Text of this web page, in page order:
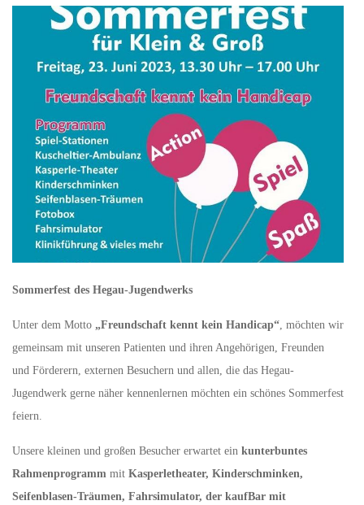
Sommerfest des Hegau-Jugendwerks
Unter dem Motto „Freundschaft kennt kein Handicap“ , möchten wir
gemeinsam mit unseren Patienten und ihren Angehörigen, Freunden
und Förderern, externen Besuchern und allen, die das Hegau-
Jugendwerk gerne näher kennenlernen möchten ein schönes Sommerfest
feiern.
Unsere kleinen und großen Besucher erwartet ein kunterbuntes
Rahmenprogramm mit Kasperletheater, Kinderschminken,
Seifenblasen-Träumen, Fahrsimulator, der kaufBar mit